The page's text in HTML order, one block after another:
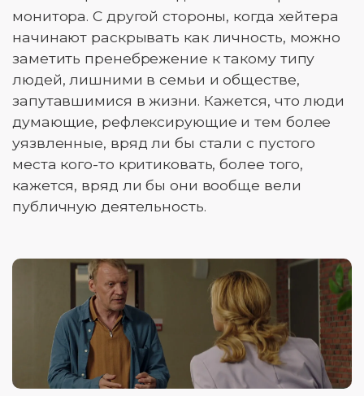
монитора. С другой стороны, когда хейтера
начинают раскрывать как личность, можно
заметить пренебрежение к такому типу
людей, лишними в семьи и обществе,
запутавшимися в жизни. Кажется, что люди
думающие, рефлексирующие и тем более
уязвленные, вряд ли бы стали с пустого
места кого-то критиковать, более того,
кажется, вряд ли бы они вообще вели
публичную деятельность.